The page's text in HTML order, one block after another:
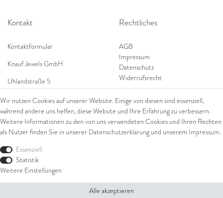
Kontakt
Kontaktformular
Knauf Jewels GmbH
Uhlandstraße 5
Tel: 0049 (0) 173 84 727 84
Tel: 0044 (0)75 84 79 84 18
E-Mail: info@knauf-jewels.com
Shop
Rechtliches
AGB
Impressum
Datenschutz
Widerrufsrecht
Wir nutzen Cookies auf unserer Website. Einige von diesen sind essenziell,
während andere uns helfen, diese Website und Ihre Erfahrung zu verbessern.
Weitere Informationen zu den von uns verwendeten Cookies und Ihren Rechten
als Nutzer finden Sie in unserer Daten­schutz­erklärung und unserem Impressum.
Essenziell
Statistik
Weitere Einstellungen
Alle akzeptieren